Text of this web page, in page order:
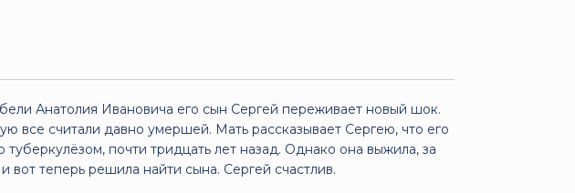
Анатолия Ивановича его сын Сергей переживает новый шок.
все считали давно умершей. Мать рассказывает Сергею, что его
почти тридцать лет назад. Однако она выжила, за
вот теперь решила найти сына. Сергей счастлив.